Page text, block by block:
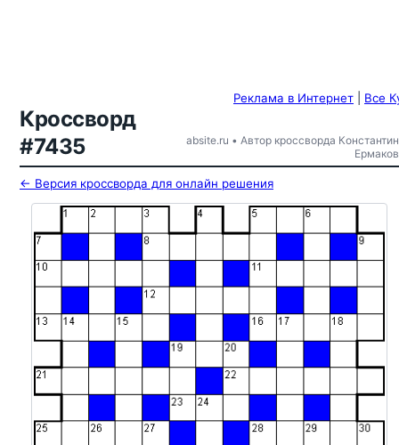
Реклама в Интернет Все
Кроссворд
#7435
absite.ru • Автор кроссворда Константин
Ермаков
← Версия кроссворда для онлайн решения